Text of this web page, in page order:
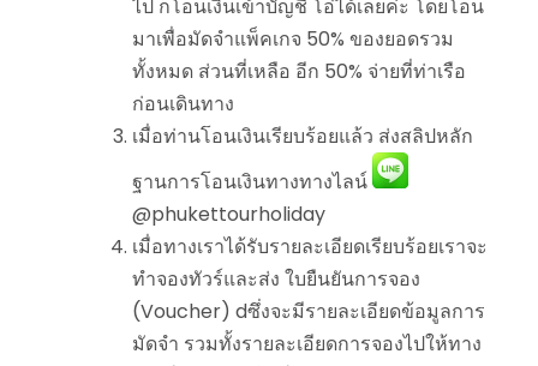
ไป ก็โอนเงินเข้าบัญชี โอ๋ได้เลยค่ะ โดยโอน
มาเพื่อมัดจำแพ็คเกจ 50% ของยอดรวม
ทั้งหมด ส่วนที่เหลือ อีก 50% จ่ายที่ท่าเรือ
ก่อนเดินทาง
เมื่อท่านโอนเงินเรียบร้อยแล้ว ส่งสลิปหลัก
ฐานการโอนเงินทางทางไลน์
@phukettourholiday
เมื่อทางเราได้รับรายละเอียดเรียบร้อยเราจะ
ทำจองทัวร์และส่ง ใบยืนยันการจอง
(Voucher) dซึ่งจะมีรายละเอียดข้อมูลการ
มัดจำ รวมทั้งรายละเอียดการจองไปให้ทาง